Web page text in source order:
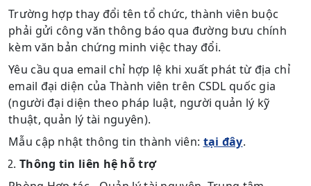
Trường hợp thay đổi tên tổ chức, thành viên buộc
phải gửi công văn thông báo qua đường bưu chính
kèm văn bản chứng minh việc thay đổi.
Yêu cầu qua email chỉ hợp lệ khi xuất phát từ địa chỉ
email đại diện của Thành viên trên CSDL quốc gia
(người đại diện theo pháp luật, người quản lý kỹ
thuật, quản lý tài nguyên).
Mẫu cập nhật thông tin thành viên: tại đây.
Thông tin liên hệ hỗ trợ